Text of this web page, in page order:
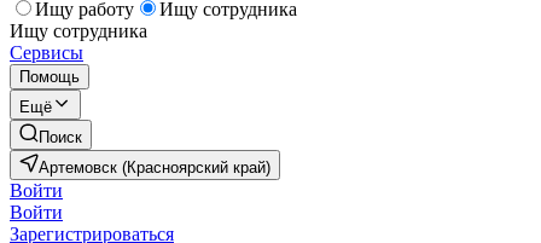
Ищу работу
Ищу сотрудника
Ищу сотрудника
Сервисы
Помощь
Ещё
Поиск
Артемовск (Красноярский край)
Войти
Войти
Зарегистрироваться